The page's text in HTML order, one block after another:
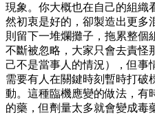
現象。你大概也在自己的組織
然初衷是好的，卻製造出更多
則留下一堆爛攤子，拖累整個
不斷被忽略，大家只會去責怪
己不是當事人的情況），但事
需要有人在關鍵時刻暫時打破
動。這種臨機應變的做法，有
的藥，但劑量太多就會變成毒